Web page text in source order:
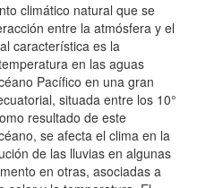
climático natural que se
entre la atmósfera y el
característica es la
en las aguas
Pacífico en una gran
situada entre los 10°
resultado de este
se afecta el clima en la
de las lluvias en algunas
en otras, asociadas a